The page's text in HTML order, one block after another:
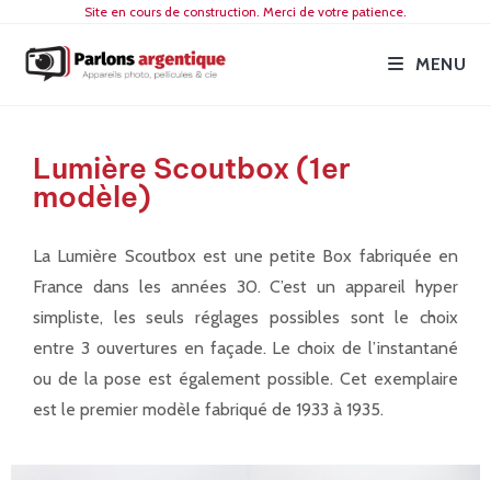
Site en cours de construction. Merci de votre patience.
MENU
Lumière Scoutbox (1er
modèle)
La Lumière Scoutbox est une petite Box fabriquée en
France dans les années 30. C’est un appareil hyper
simpliste, les seuls réglages possibles sont le choix
entre 3 ouvertures en façade. Le choix de l’instantané
ou de la pose est également possible. Cet exemplaire
est le premier modèle fabriqué de 1933 à 1935.